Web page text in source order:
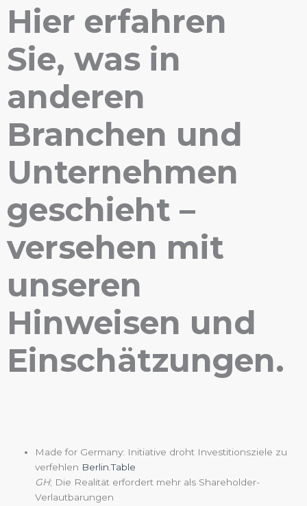
Hier erfahren
Sie, was in
anderen
Branchen und
Unternehmen
geschieht –
versehen mit
unseren
Hinweisen und
Einschätzungen.
Made for Germany: Initiative droht Investitionsziele zu
verfehlen Berlin.Table
GH; Die Realität erfordert mehr als Shareholder-
Verlautbarungen